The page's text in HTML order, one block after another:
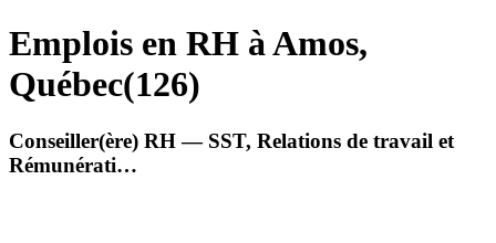
Emplois en RH à Amos,
Québec(126)
Conseiller(ère) RH — SST, Relations de travail et
Rémunérati…